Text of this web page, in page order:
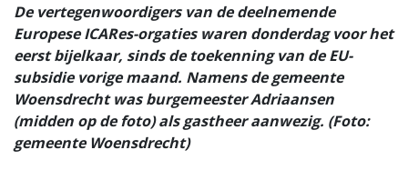
De vertegenwoordigers van de deelnemende
Europese ICARes-orgaties waren donderdag voor het
eerst bijelkaar, sinds de toekenning van de EU-
subsidie vorige maand. Namens de gemeente
Woensdrecht was burgemeester Adriaansen
(midden op de foto) als gastheer aanwezig. (Foto:
gemeente Woensdrecht)